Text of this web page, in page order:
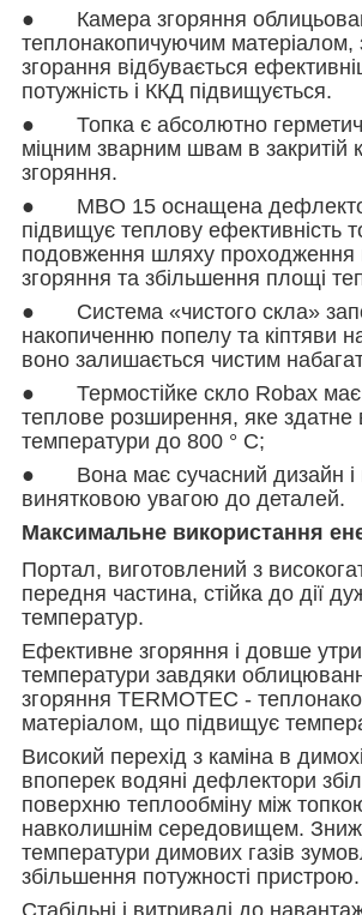
● Камера згоряння
теплонакопичуючим матеріалом,
згорання відбувається
потужність і ККД підвищується.
● Топка є абсолютно
міцним зварним швам в закритій
згоряння.
● MBO 15 оснащена
підвищує теплову ефективність
подовження шляху проходження
згоряння та збільшення площі
● Система «чистого скла»
накопиченню попелу та кіптяви
воно залишається чистим
● Термостійке скло Robax має
теплове розширення, яке здатне
температури до 800 ° C;
● Вона має сучасний дизайн і
винятковою увагою до деталей.
Максимальне використання
Портал, виготовлений з
передня частина, стійка до дії
температур.
Ефективне згоряння і довше
температури завдяки
згоряння TERMOTEC -
матеріалом, що підвищує
Високий перехід з каміна в
впоперек водяні дефлектори
поверхню теплообміну між
навколишнім середовищем.
температури димових газів
збільшення потужності пристрою.